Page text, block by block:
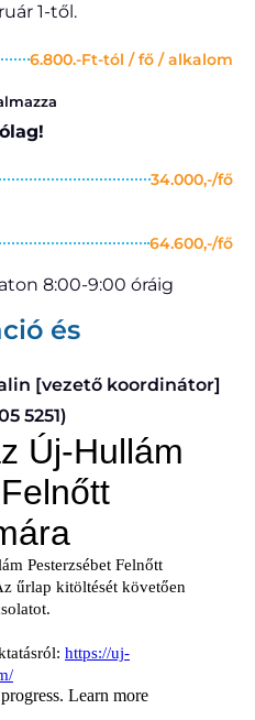
1-től.
6.800.-Ft-tól / fő / alkalom
34.000,-/fő
64.600,-/fő
8:00-9:00 óráig
és
[vezető koordinátor]
5251)